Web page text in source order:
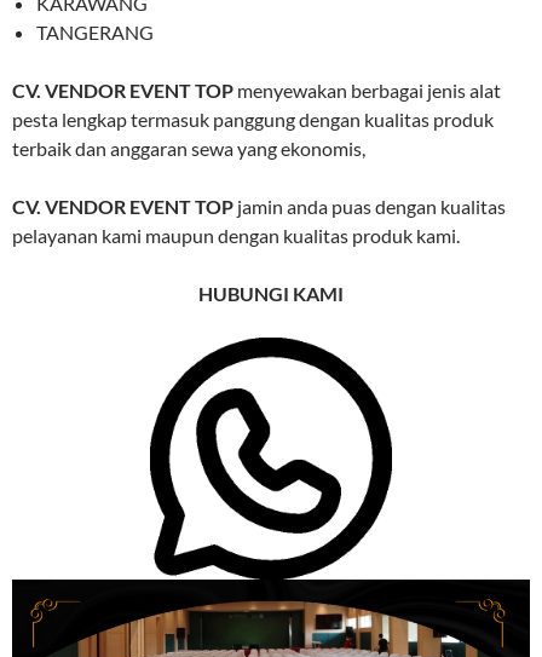
TANGERANG
CV. VENDOR EVENT TOP menyewakan berbagai jenis alat
pesta lengkap termasuk panggung dengan kualitas produk
terbaik dan anggaran sewa yang ekonomis,
CV. VENDOR EVENT TOP jamin anda puas dengan kualitas
pelayanan kami maupun dengan kualitas produk kami.
HUBUNGI KAMI